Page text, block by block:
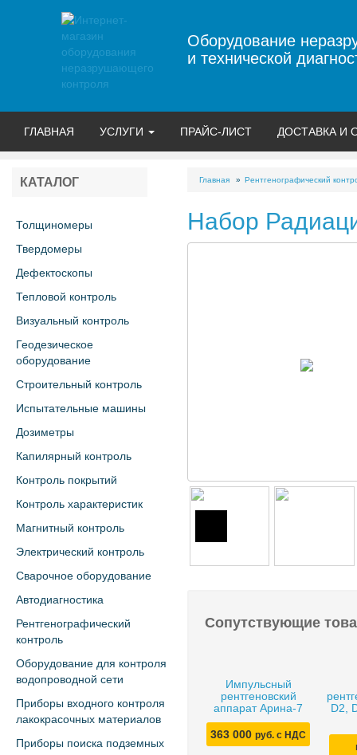
Оборудование
и технической
ГЛАВНАЯ УСЛУГИ ПРАЙС-ЛИСТ ДОСТАВКА И
КАТАЛОГ
Толщиномеры
Твердомеры
Дефектоскопы
Тепловой контроль
Визуальный контроль
Геодезическое
оборудование
Строительный контроль
Испытательные машины
Дозиметры
Капилярный контроль
Контроль покрытий
Контроль характеристик
Магнитный контроль
Электрический контроль
Сварочное оборудование
Автодиагностика
Рентгенографический
контроль
Оборудование для контроля
водопроводной сети
Приборы входного контроля
лакокрасочных материалов
Приборы поиска подземных
Главная Рентгенографический
Набор
Сопутствующие
Импульсный
рентгеновский
аппарат Арина-7
363 000 руб. с НДС
D2,